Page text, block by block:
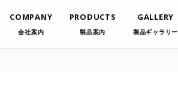
COMPANY
会社案内
PRODUCTS
製品案内
GALLERY
製品ギャラリー